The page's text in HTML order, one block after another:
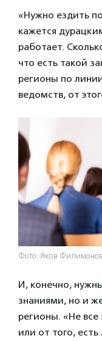
«Нужно ездить
кажется
работает.
что есть такой
регионы по
ведомств, от
Фото: Яков
И, конечно,
знаниями, но и
регионы. «Не все
или от того,